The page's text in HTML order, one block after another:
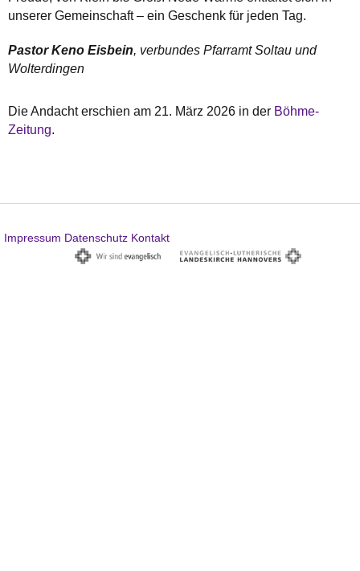
unserer Gemeinschaft – ein Geschenk für jeden Tag.
Pastor Keno Eisbein, verbundes Pfarramt Soltau und
Wolterdingen
Die Andacht erschien am 21. März 2026 in der Böhme-
Zeitung.
Impressum Datenschutz Kontakt